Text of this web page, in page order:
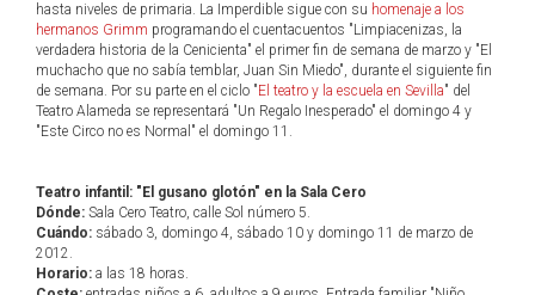
hasta niveles de primaria. La Imperdible sigue con su homenaje a los
hermanos Grimm programando el cuentacuentos "Limpiacenizas, la
verdadera historia de la Cenicienta" el primer fin de semana de marzo y "El
muchacho que no sabía temblar, Juan Sin Miedo", durante el siguiente fin
de semana. Por su parte en el ciclo "El teatro y la escuela en Sevilla" del
Teatro Alameda se representará "Un Regalo Inesperado" el domingo 4 y
"Este Circo no es Normal" el domingo 11.
Teatro infantil: "El gusano glotón" en la Sala Cero
Dónde: Sala Cero Teatro, calle Sol número 5.
Cuándo: sábado 3, domingo 4, sábado 10 y domingo 11 de marzo de
2012.
Horario: a las 18 horas.